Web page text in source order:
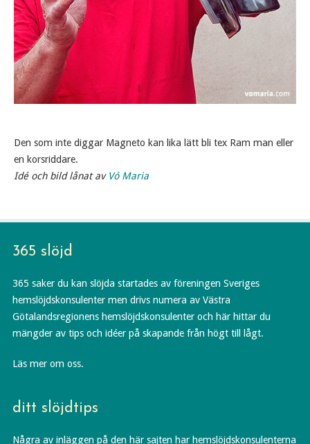
Den som inte diggar Magneto kan lika lätt bli tex Ram man eller
en korsriddare.
Idé och bild lånat av Vó Maria
365 slöjd
365 saker du kan slöjda startades av föreningen Sveriges
hemslöjdskonsulenter men drivs numera av Västra
Götalandsregionens hemslöjdskonsulenter och här hittar du
mängder av tips och idéer på skapande från högt till lågt.
Läs mer om oss.
ditt slöjdtips
Några av inläggen på den här sajten har hemslöjdskonsulenterna